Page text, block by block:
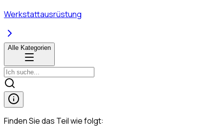
Werkstattausrüstung
Alle Kategorien
Finden Sie das Teil wie folgt: